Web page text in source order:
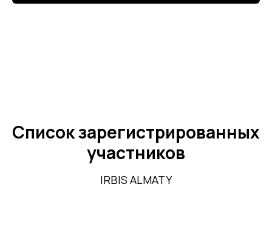
Список зарегистрированных
участников
IRBIS ALMATY